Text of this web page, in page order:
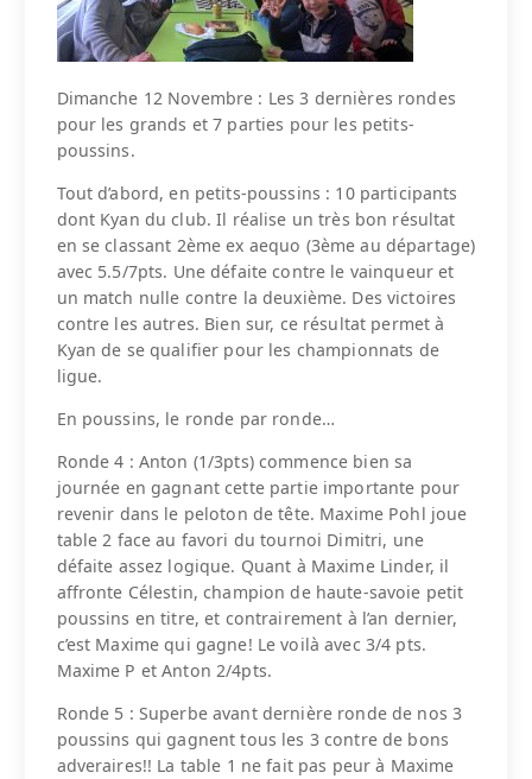
Dimanche 12 Novembre : Les 3 dernières rondes
pour les grands et 7 parties pour les petits-
poussins.
Tout d’abord, en petits-poussins : 10 participants
dont Kyan du club. Il réalise un très bon résultat
en se classant 2ème ex aequo (3ème au départage)
avec 5.5/7pts. Une défaite contre le vainqueur et
un match nulle contre la deuxième. Des victoires
contre les autres. Bien sur, ce résultat permet à
Kyan de se qualifier pour les championnats de
ligue.
En poussins, le ronde par ronde…
Ronde 4 : Anton (1/3pts) commence bien sa
journée en gagnant cette partie importante pour
revenir dans le peloton de tête. Maxime Pohl joue
table 2 face au favori du tournoi Dimitri, une
défaite assez logique. Quant à Maxime Linder, il
affronte Célestin, champion de haute-savoie petit
poussins en titre, et contrairement à l’an dernier,
c’est Maxime qui gagne! Le voilà avec 3/4 pts.
Maxime P et Anton 2/4pts.
Ronde 5 : Superbe avant dernière ronde de nos 3
poussins qui gagnent tous les 3 contre de bons
adveraires!! La table 1 ne fait pas peur à Maxime